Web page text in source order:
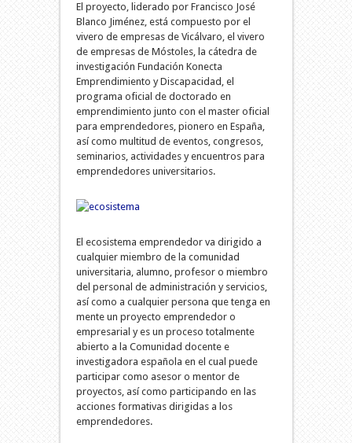
El proyecto, liderado por Francisco José
Blanco Jiménez, está compuesto por el
vivero de empresas de Vicálvaro, el vivero
de empresas de Móstoles, la cátedra de
investigación Fundación Konecta
Emprendimiento y Discapacidad, el
programa oficial de doctorado en
emprendimiento junto con el master oficial
para emprendedores, pionero en España,
así como multitud de eventos, congresos,
seminarios, actividades y encuentros para
emprendedores universitarios.
El ecosistema emprendedor va dirigido a
cualquier miembro de la comunidad
universitaria, alumno, profesor o miembro
del personal de administración y servicios,
así como a cualquier persona que tenga en
mente un proyecto emprendedor o
empresarial y es un proceso totalmente
abierto a la Comunidad docente e
investigadora española en el cual puede
participar como asesor o mentor de
proyectos, así como participando en las
acciones formativas dirigidas a los
emprendedores.